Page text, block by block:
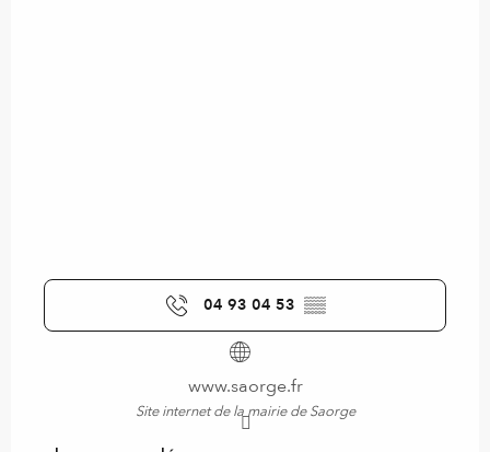
04 93 04 53 ▒▒
www.saorge.fr
Site internet de la mairie de Saorge